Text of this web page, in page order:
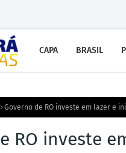
CAPA BRASIL
Governo de RO investe em lazer e
RO investe